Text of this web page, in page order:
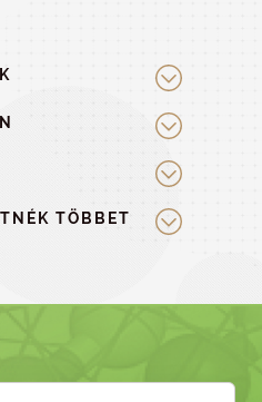
TÖBBET